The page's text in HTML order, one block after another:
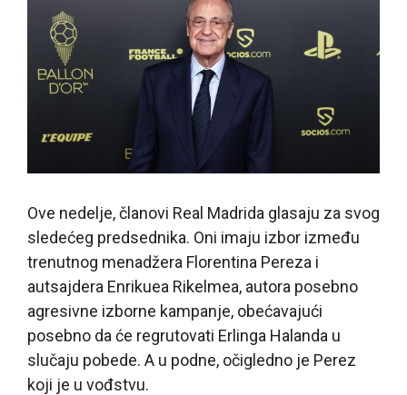
Ove nedelje, članovi Real Madrida glasaju za svog
sledećeg predsednika. Oni imaju izbor između
trenutnog menadžera Florentina Pereza i
autsajdera Enrikuea Rikelmea, autora posebno
agresivne izborne kampanje, obećavajući
posebno da će regrutovati Erlinga Halanda u
slučaju pobede. A u podne, očigledno je Perez
koji je u vođstvu.